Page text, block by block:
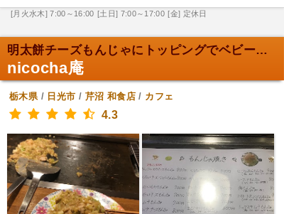
[月火水木] 7:00～16:00 [土日] 7:00～17:00 [金] 定休日
明太餅チーズもんじゃにトッピングでベビースター！
nicocha庵
栃木県/ 日光市 / 芹沼 和食店 / カフェ
4.3